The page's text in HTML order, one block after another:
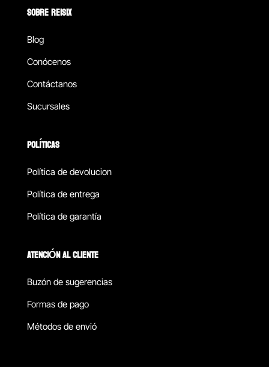
SOBRE REISIX
Blog
Conócenos
Contáctanos
Sucursales
POLÍTICAS
Política de devolucion
Política de entrega
Política de garantía
ATENCIÓN AL CLIENTE
Buzón de sugerencias
Formas de pago
Métodos de envió